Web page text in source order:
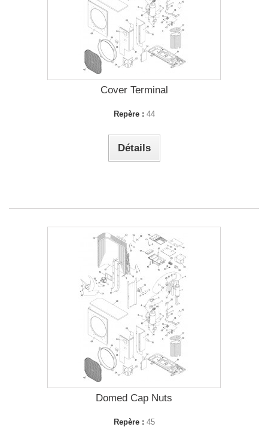
Cover Terminal
Repère : 44
Détails
Domed Cap Nuts
Repère : 45